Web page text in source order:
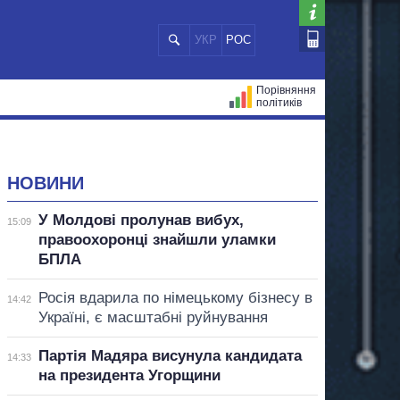
УКР РОС
Порівняння
політиків
НОВИНИ
15:09
У Молдові пролунав вибух,
правоохоронці знайшли уламки
БПЛА
14:42
Росія вдарила по німецькому бізнесу в
Україні, є масштабні руйнування
14:33
Партія Мадяра висунула кандидата
на президента Угорщини